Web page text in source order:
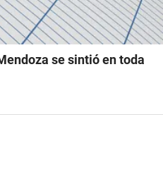
se sintió en toda